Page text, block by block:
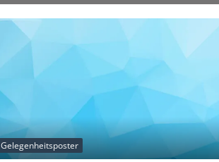
Gelegenheitsposter